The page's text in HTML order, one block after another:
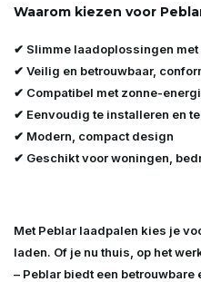
Waarom kiezen voor
✔ Slimme laadoplossingen
✔ Veilig en betrouwbaar,
✔ Compatibel met zonne-
✔ Eenvoudig te installeren en
✔ Modern, compact design
✔ Geschikt voor woningen,
Met Peblar laadpalen kies je
laden. Of je nu thuis, op het
– Peblar biedt een